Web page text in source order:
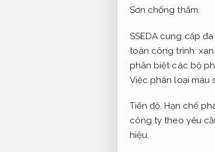
Sơn chống thấm.
SSEDA cung cấp
toàn công trình.
phân biệt các bộ
Việc phân loại màu
Tiến độ. Hạn chế
công ty theo yêu
hiệu.